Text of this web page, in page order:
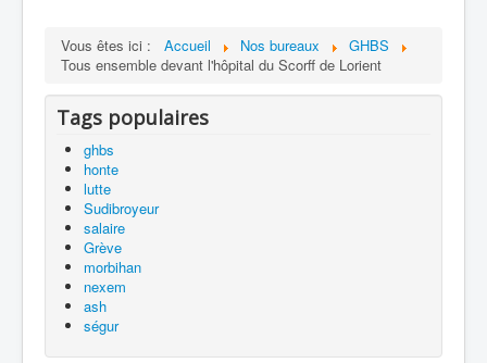
Vous êtes ici : Accueil Nos bureaux
GHBS
Tous ensemble devant l'hôpital du Scorff de Lorient
Tags populaires
ghbs
honte
lutte
Sudibroyeur
salaire
Grève
morbihan
nexem
ash
ségur